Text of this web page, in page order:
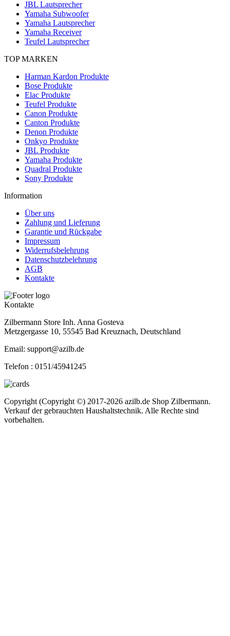
JBL Lautsprecher
Yamaha Subwoofer
Yamaha Lautsprecher
Yamaha Receiver
Teufel Lautsprecher
TOP MARKEN
Harman Kardon Produkte
Bose Produkte
Elac Produkte
Teufel Produkte
Canon Produkte
Canton Produkte
Denon Produkte
Onkyo Produkte
JBL Produkte
Yamaha Produkte
Quadral Produkte
Sony Produkte
Information
Über uns
Zahlung und Lieferung
Garantie und Rückgabe
Impressum
Widerrufsbelehrung
Datenschutzbelehrung
AGB
Kontakte
Kontakte
Zilbermann Store Inh. Anna Gosteva
Metzgergasse 10, 55545 Bad Kreuznach, Deutschland
Email: support@azilb.de
Telefon : 0151/45941245
Copyright (Copyright ©) 2017-2026 azilb.de Shop Zilbermann.
Verkauf der gebrauchten Haushaltstechnik. Alle Rechte sind
vorbehalten.